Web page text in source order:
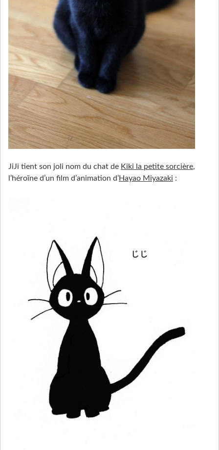
JiJi tient son joli nom du chat de Kiki la petite sorcière,
l’héroïne d’un film d’animation d’Hayao Miyazaki :